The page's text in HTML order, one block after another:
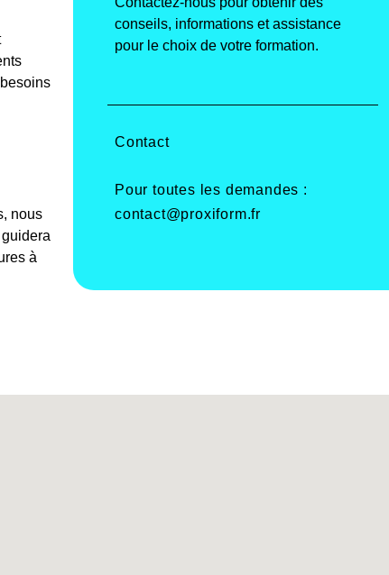
nous
à
conseils, informations et assistance
pour le choix de votre formation.
Contact
Pour toutes les demandes :
contact@proxiform.fr